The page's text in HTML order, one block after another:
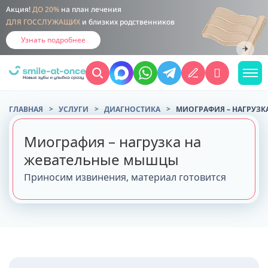
Акция! ДО 20% на план лечения
ДЛЯ ГОССЛУЖАЩИХ и близких родственников
Узнать подробнее
ГЛАВНАЯ УСЛУГИ ДИАГНОСТИКА МИОГРАФИЯ –
Миография – нагрузка на
жевательные мышцы
Приносим извинения, материал готовится